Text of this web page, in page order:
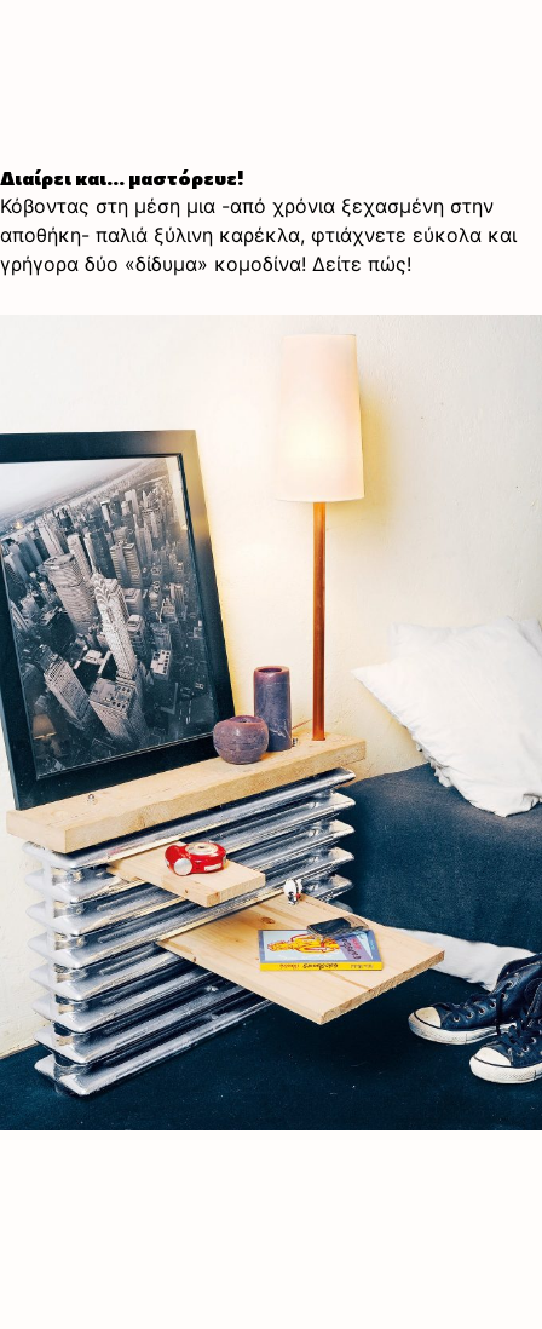
Διαίρει και… μαστόρευε!
Κόβοντας στη μέση μια -από χρόνια ξεχασμένη στην
αποθήκη- παλιά ξύλινη καρέκλα, φτιάχνετε εύκολα και
γρήγορα δύο «δίδυμα» κομοδίνα! Δείτε πώς!